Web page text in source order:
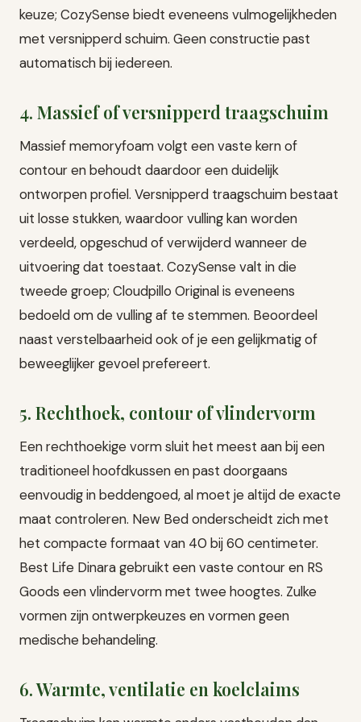
keuze; CozySense biedt eveneens vulmogelijkheden
met versnipperd schuim. Geen constructie past
automatisch bij iedereen.
4. Massief of versnipperd traagschuim
Massief memoryfoam volgt een vaste kern of
contour en behoudt daardoor een duidelijk
ontworpen profiel. Versnipperd traagschuim bestaat
uit losse stukken, waardoor vulling kan worden
verdeeld, opgeschud of verwijderd wanneer de
uitvoering dat toestaat. CozySense valt in die
tweede groep; Cloudpillo Original is eveneens
bedoeld om de vulling af te stemmen. Beoordeel
naast verstelbaarheid ook of je een gelijkmatig of
beweeglijker gevoel prefereert.
5. Rechthoek, contour of vlindervorm
Een rechthoekige vorm sluit het meest aan bij een
traditioneel hoofdkussen en past doorgaans
eenvoudig in beddengoed, al moet je altijd de exacte
maat controleren. New Bed onderscheidt zich met
het compacte formaat van 40 bij 60 centimeter.
Best Life Dinara gebruikt een vaste contour en RS
Goods een vlindervorm met twee hoogtes. Zulke
vormen zijn ontwerpkeuzes en vormen geen
medische behandeling.
6. Warmte, ventilatie en koelclaims